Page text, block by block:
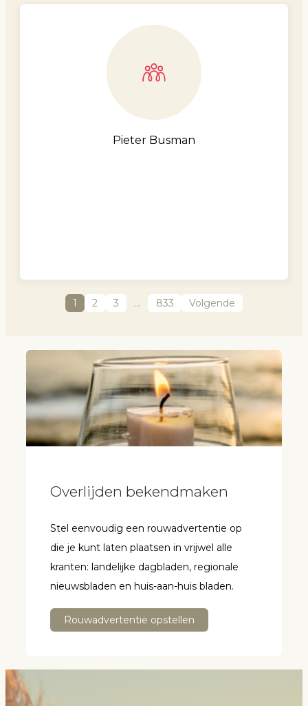
Pieter Busman
1 2 3 … 833 Volgende
Overlijden bekendmaken
Stel eenvoudig een rouwadvertentie op
die je kunt laten plaatsen in vrijwel alle
kranten: landelijke dagbladen, regionale
nieuwsbladen en huis-aan-huis bladen.
Rouwadvertentie opstellen